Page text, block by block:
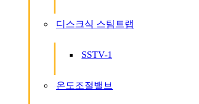
디스크식 스팀트랩
SSTV-1
온도조절밸브